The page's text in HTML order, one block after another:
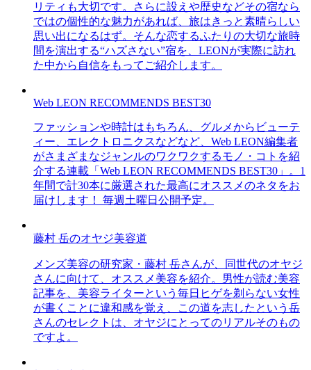
リティも大切です。さらに設えや歴史などその宿なら
ではの個性的な魅力があれば、旅はきっと素晴らしい
思い出になるはず。そんな恋するふたりの大切な旅時
間を演出する“ハズさない”宿を、LEONが実際に訪れ
た中から自信をもってご紹介します。
Web LEON RECOMMENDS BEST30
ファッションや時計はもちろん、グルメからビューテ
ィー、エレクトロニクスなどなど、Web LEON編集者
がさまざまなジャンルのワクワクするモノ・コトを紹
介する連載「Web LEON RECOMMENDS BEST30」。1
年間で計30本に厳選された最高にオススメのネタをお
届けします！ 毎週土曜日公開予定。
藤村 岳のオヤジ美容道
メンズ美容の研究家・藤村 岳さんが、同世代のオヤジ
さんに向けて、オススメ美容を紹介。男性が読む美容
記事を、美容ライターという毎日ヒゲを剃らない女性
が書くことに違和感を覚え、この道を志したという岳
さんのセレクトは、オヤジにとってのリアルそのもの
ですよ。